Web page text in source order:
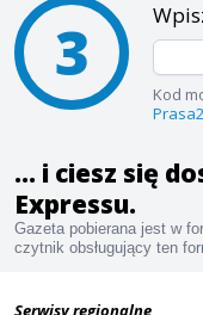
3
Kod
... i ciesz się
Expressu.
Gazeta pobierana jest w
czytnik obsługujący ten
Serwisy regionalne